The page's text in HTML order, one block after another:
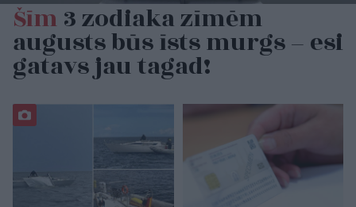
Šīm3 zodiaka zīmēm
augusts būs īsts murgs – esi
gatavs jau tagad!